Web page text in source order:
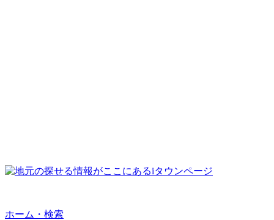
ホーム・検索